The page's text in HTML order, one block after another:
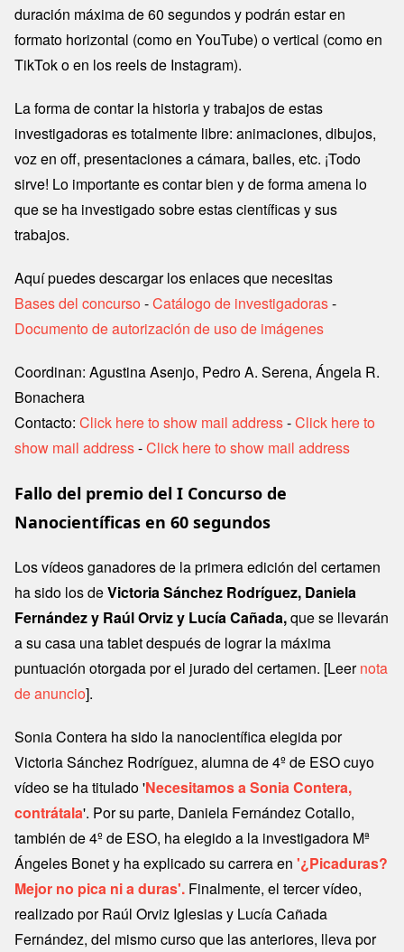
duración máxima de 60 segundos y podrán estar en
formato horizontal (como en YouTube) o vertical (como en
TikTok o en los reels de Instagram).
La forma de contar la historia y trabajos de estas
investigadoras es totalmente libre: animaciones, dibujos,
voz en off, presentaciones a cámara, bailes, etc. ¡Todo
sirve! Lo importante es contar bien y de forma amena lo
que se ha investigado sobre estas científicas y sus
trabajos.
Aquí puedes descargar los enlaces que necesitas
Bases del concurso -Catálogo de investigadoras-
Documento de autorización de uso de imágenes
Coordinan: Agustina Asenjo, Pedro A. Serena, Ángela R.
Bonachera
Contacto: Click here to show mail address-Click here to
show mail address-Click here to show mail address
Fallo del premio del I Concurso de
Nanocientíficas en 60 segundos
Los vídeos ganadores de la primera edición del certamen
ha sido los deVictoria Sánchez Rodríguez, Daniela
Fernández y Raúl Orviz y Lucía Cañada,que se llevarán
a su casa una tablet después de lograr la máxima
puntuación otorgada por el jurado del certamen. [Leernota
de anuncio].
Sonia Contera ha sido la nanocientífica elegida por
Victoria Sánchez Rodríguez, alumna de 4º de ESO cuyo
vídeo se ha titulado 'Necesitamos a Sonia Contera,
contrátala'. Por su parte, Daniela Fernández Cotallo,
también de 4º de ESO, ha elegido a la investigadora Mª
Ángeles Bonet y ha explicado su carrera en '¿Picaduras?
Mejor no pica ni a duras'. Finalmente, el tercer vídeo,
realizado por Raúl Orviz Iglesias y Lucía Cañada
Fernández, del mismo curso que las anteriores, lleva por